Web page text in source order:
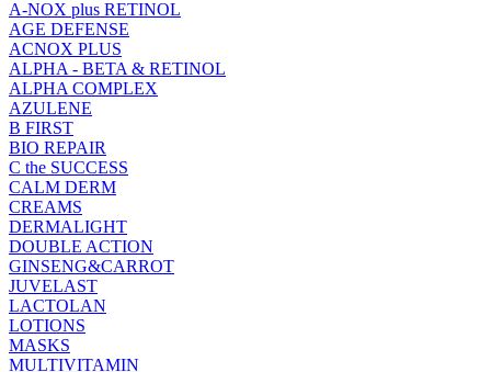
A-NOX plus RETINOL
AGE DEFENSE
ACNOX PLUS
ALPHA - BETA & RETINOL
ALPHA COMPLEX
AZULENE
B FIRST
BIO REPAIR
C the SUCCESS
CALM DERM
CREAMS
DERMALIGHT
DOUBLE ACTION
GINSENG&CARROT
JUVELAST
LACTOLAN
LOTIONS
MASKS
MULTIVITAMIN